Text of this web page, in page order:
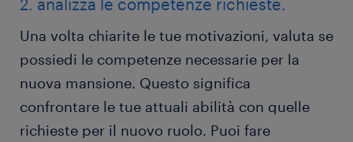
2. analizza le competenze richieste.
Una volta chiarite le tue motivazioni, valuta se
possiedi le competenze necessarie per la
nuova mansione. Questo significa
confrontare le tue attuali abilità con quelle
richieste per il nuovo ruolo. Puoi fare